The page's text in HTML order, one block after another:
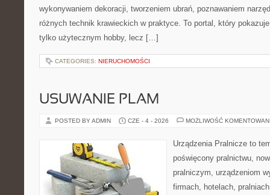
wykonywaniem dekoracji, tworzeniem ubrań, poznawaniem
różnych technik krawieckich w praktyce. To portal, który
tylko użytecznym hobby, lecz […]
CATEGORIES: NIERUCHOMOŚCI
USUWANIE PLAM
POSTED BY ADMIN CZE - 4 - 2026 MOŻLIWOŚĆ
Urządzenia Pralnicze to
poświęcony pralnictwu,
pralniczym, urządzeniom
firmach, hotelach,